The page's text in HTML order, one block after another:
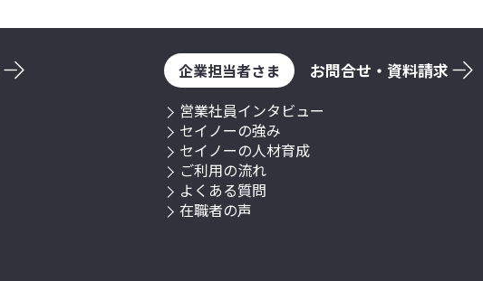
企業担当者さま お問合せ・資料請求
営業社員インタビュー
セイノーの強み
セイノーの人材育成
ご利用の流れ
よくある質問
在職者の声